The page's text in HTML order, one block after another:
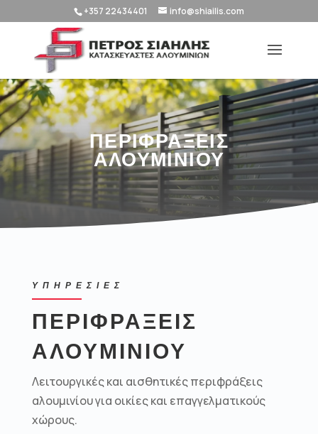
+357 22434401 info@shiailis.com
ΠΕΡΙΦΡΑΞΕΙΣ
ΑΛΟΥΜΙΝΙΟΥ
ΥΠΗΡΕΣΙΕΣ
ΠΕΡΙΦΡΑΞΕΙΣ
ΑΛΟΥΜΙΝΙΟΥ
Λειτουργικές και αισθητικές περιφράξεις
αλουμινίου για οικίες και επαγγελματικούς
χώρους.